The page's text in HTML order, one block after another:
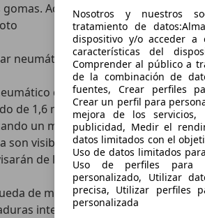
Nosotros y nuestros
tratamiento de
dispositivo y/o acceder a
características del
Comprender al público a
de la combinación de
fuentes, Crear perfiles
Crear un perfil para
mejora de los
publicidad, Medir el
datos limitados con el
Uso de datos limitados
Uso de perfiles para
personalizado, Utilizar
precisa, Utilizar perfiles
personalizada
Aquí se va a comentar todo
neumáticos moto para no sufrir
de moto ha de efectuarse
de 1,6 milímetros, lo cual se
un medidor o, incluso,
son visibles, es momento de
de la obligación de hacer el
de moto también debe
internas y daños en los